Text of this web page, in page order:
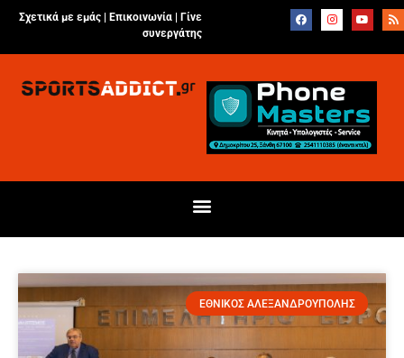
Σχετικά με εμάς | Επικοινωνία
Γίνε
συνεργάτης
ΕΘΝΙΚΟΣ ΑΛΕΞΑΝΔΡΟΥΠΟΛΗΣ